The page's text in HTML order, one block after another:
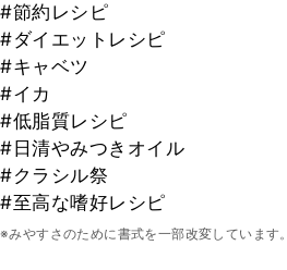
#節約レシピ
#ダイエットレシピ
#キャベツ
#イカ
#低脂質レシピ
#日清やみつきオイル
#クラシル祭
#至高な嗜好レシピ
※みやすさのために書式を一部改変しています。